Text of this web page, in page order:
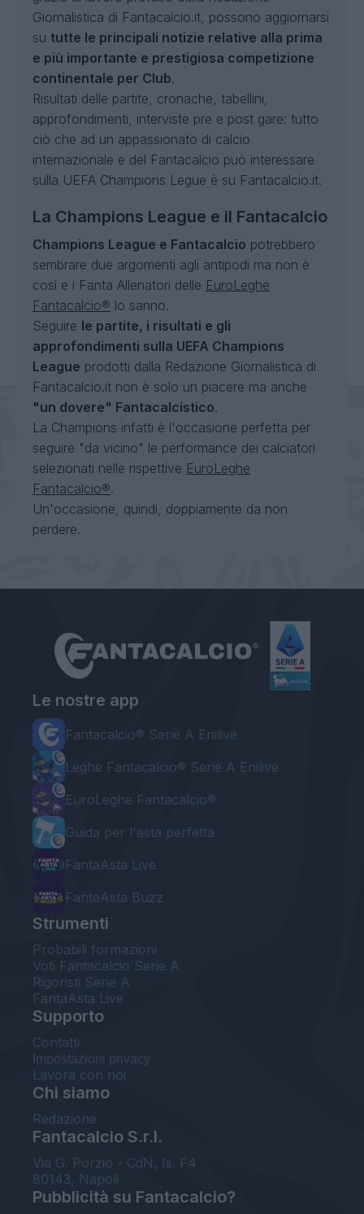
Giornalistica di Fantacalcio.it, possono aggiornarsi
su tutte le principali notizie relative alla prima
e più importante e prestigiosa competizione
continentale per Club.
Risultati delle partite, cronache, tabellini,
approfondimenti, interviste pre e post gare: tutto
ciò che ad un appassionato di calcio
internazionale e del Fantacalcio può interessare
sulla UEFA Champions Legue è su Fantacalcio.it.
La Champions League e il Fantacalcio
Champions League e Fantacalcio potrebbero
sembrare due argomenti agli antipodi ma non è
così e i Fanta Allenatori delle EuroLeghe
Fantacalcio® lo sanno.
Seguire le partite, i risultati e gli
approfondimenti sulla UEFA Champions
League prodotti dalla Redazione Giornalistica di
Fantacalcio.it non è solo un piacere ma anche
"un dovere" Fantacalcistico.
La Champions infatti è l'occasione perfetta per
seguire "da vicino" le performance dei calciatori
selezionati nelle rispettive EuroLeghe
Fantacalcio®.
Un'occasione, quindi, doppiamente da non
perdere.
Le nostre app
Fantacalcio® Serie A Enilive
Leghe Fantacalcio® Serie A Enilive
EuroLeghe Fantacalcio®
Guida per l'asta perfetta
FantaAsta Live
FantaAsta Buzz
Strumenti
Probabili formazioni
Voti Fantacalcio Serie A
Rigoristi Serie A
FantaAsta Live
Supporto
Contatti
Impostazioni privacy
Lavora con noi
Chi siamo
Redazione
Fantacalcio S.r.l.
Via G. Porzio - CdN, Is. F4
80143, Napoli
Pubblicità su Fantacalcio?